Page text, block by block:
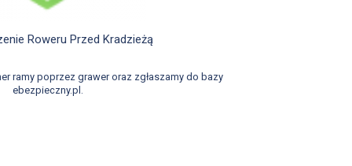
Szybki podgląd
Roweru Przed Kradzieżą
ramy poprzez grawer oraz zgłaszamy do bazy
ebezpieczny.pl.